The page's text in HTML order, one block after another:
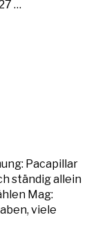
…
Pacapillar
ständig allein
Mag:
viele